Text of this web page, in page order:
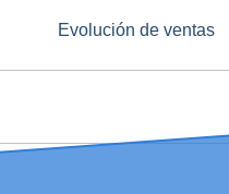
Evolución de ventas